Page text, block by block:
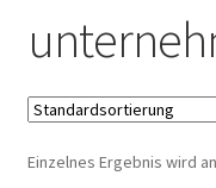
Einzelnes Ergebnis wird